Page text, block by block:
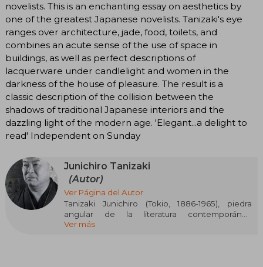
novelists. This is an enchanting essay on aesthetics by
one of the greatest Japanese novelists. Tanizaki's eye
ranges over architecture, jade, food, toilets, and
combines an acute sense of the use of space in
buildings, as well as perfect descriptions of
lacquerware under candlelight and women in the
darkness of the house of pleasure. The result is a
classic description of the collision between the
shadows of traditional Japanese interiors and the
dazzling light of the modern age. 'Elegant...a delight to
read' Independent on Sunday
Junichiro Tanizaki
(Autor)
Ver Página del Autor
Tanizaki Junichiro (Tokio, 1886-1965), piedra
angular de la literatura contemporánea
japonesa y eterno candidato al premio Nobel,
Ver más